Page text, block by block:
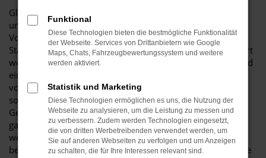
Glückwunsch: der Škoda Kamiq passt perfekt nach Ahlen
und ist ganz sicher das passende Fahrzeug für Sie. Der
Vorteil dieses Modells besteht darin, dass sowohl der
Stadtverkehr als auch längere Strecken souverän gemeistert
werden. Hinzu kommt eine herausragende Ausstattung und
eine enorme Effizienz hinsichtlich der Motorisierung. Wir
von Budde Automobile bieten Ihnen den Škoda Kamiq
sowohl als Neuwagen als auch als EU-Import sowie als
Gebraucht- oder Jahreswagen. Entsprechend haben Sie die
ganz große Auswahl und entscheiden komplett selbst, mit
welchem Modell Sie fortan in Ahlen unterwegs sind. Wir
beraten Sie gerne und stehen Ihnen für all Ihre Fragen Rede
Funktional
Diese Technologien bieten die bestmögliche Funktionalität
der Webseite. Services von Drittanbietern wie Google
Maps, Chats, Fahrzeugbewertungssystem und weitere
werden aktiviert.
Statistik und Marketing
Diese Technologien ermöglichen es uns, die Nutzung der
Webseite zu analysieren, um die Leistung zu messen und
zu verbessern. Zudem werden Technologien eingesetzt,
die von dritten Werbetreibenden verwendet werden, um
Sie auf anderen Webseiten zu verfolgen und um Anzeigen
zu schalten, die für Ihre Interessen relevant sind.